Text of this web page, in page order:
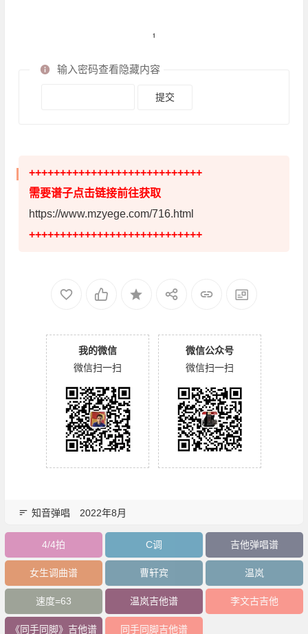
输入密码查看隐藏内容
++++++++++++++++++++++++++++
需要谱子点击链接前往获取
https://www.mzyege.com/716.html
++++++++++++++++++++++++++++
我的微信
微信扫一扫
微信公众号
微信扫一扫
知音弹唱 2022年8月
4/4拍 C调 吉他弹唱谱
女生调曲谱 曹轩宾 温岚
速度=63 温岚吉他谱 李文古吉他
《同手同脚》吉他谱 同手同脚吉他谱